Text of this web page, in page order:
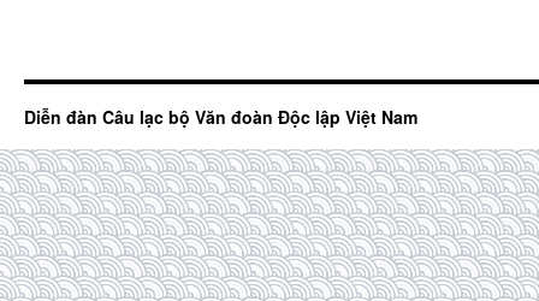
Diễn đàn Câu lạc bộ Văn đoàn Độc lập Việt Nam